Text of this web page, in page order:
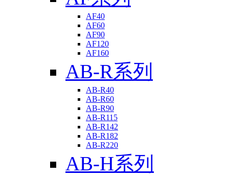
AF40
AF60
AF90
AF120
AF160
AB-R系列
AB-R40
AB-R60
AB-R90
AB-R115
AB-R142
AB-R182
AB-R220
AB-H系列